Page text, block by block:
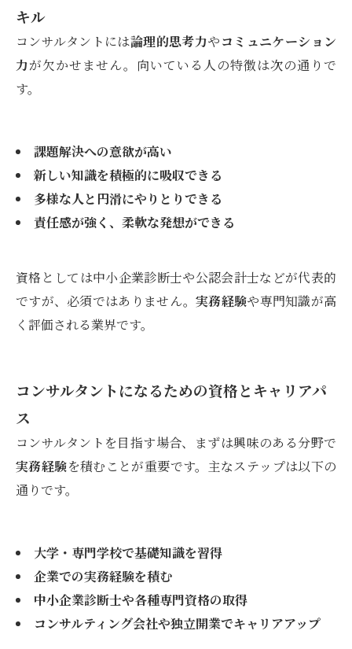
キル
コンサルタントには論理的思考力やコミュニケーション
力が欠かせません。向いている人の特徴は次の通りで
す。
課題解決への意欲が高い
新しい知識を積極的に吸収できる
多様な人と円滑にやりとりできる
責任感が強く、柔軟な発想ができる
資格としては中小企業診断士や公認会計士などが代表的
ですが、必須ではありません。実務経験や専門知識が高
く評価される業界です。
コンサルタントになるための資格とキャリアパ
ス
コンサルタントを目指す場合、まずは興味のある分野で
実務経験を積むことが重要です。主なステップは以下の
通りです。
大学・専門学校で基礎知識を習得
企業での実務経験を積む
中小企業診断士や各種専門資格の取得
コンサルティング会社や独立開業でキャリアアップ